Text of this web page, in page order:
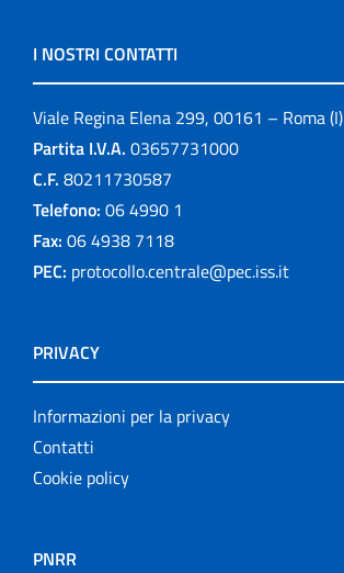
I NOSTRI CONTATTI
Viale Regina Elena 299, 00161 – Roma (I)
Partita I.V.A. 03657731000
C.F. 80211730587
Telefono: 06 4990 1
Fax: 06 4938 7118
PEC: protocollo.centrale@pec.iss.it
PRIVACY
Informazioni per la privacy
Contatti
Cookie policy
PNRR